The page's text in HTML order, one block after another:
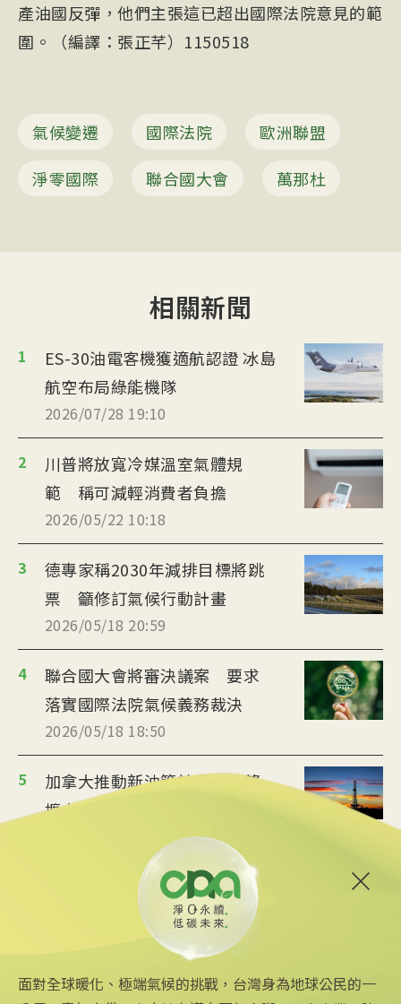
產油國反彈，他們主張這已超出國際法院意見的範
圍。（編譯： 張正芊）1150518
氣候變遷 國際法院
歐洲聯盟
淨零國際
聯合國大會 萬那杜
相關新聞
1
ES-30油電客機獲適航認證 冰島
航空布局綠能機隊
2026/07/28 19:10
2
川普將放寬冷媒溫室氣體規
範 稱可減輕消費者負擔
2026/05/22 10:18
3
德專家稱2030年減排目標將跳
票 籲修訂氣候行動計畫
2026/05/18 20:59
4
聯合國大會將審決議案 要求
落實國際法院氣候義務裁決
2026/05/18 18:50
5
加拿大推動新油管計畫 可望
擴大對亞洲原油出口
巴黎會議推動甲烷減排 有利
減緩暖化兼強化能源安全
2026/05/05 18:53
面對全球暖化、極端氣候的挑戰，台灣身為地球公民的一